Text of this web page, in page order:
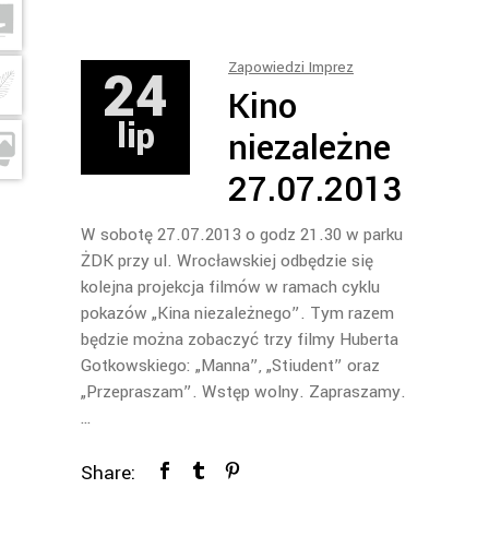
24
lip
Zapowiedzi Imprez
Kino
niezależne
27.07.2013
W sobotę 27.07.2013 o godz 21.30 w parku
ŻDK przy ul. Wrocławskiej odbędzie się
kolejna projekcja filmów w ramach cyklu
pokazów „Kina niezależnego”. Tym razem
będzie można zobaczyć trzy filmy Huberta
Gotkowskiego: „Manna”, „Stiudent” oraz
„Przepraszam”. Wstęp wolny. Zapraszamy.
…
Share: